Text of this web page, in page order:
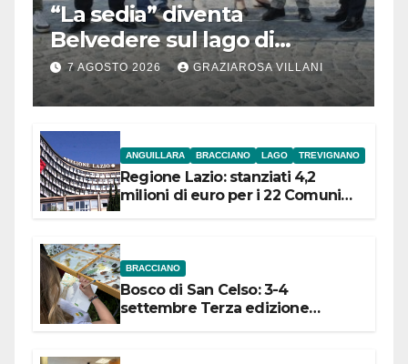
“La sedia” diventa
Belvedere sul lago di
Bracciano: ieri
l’inaugurazione
7 AGOSTO 2026 GRAZIAROSA VILLANI
ANGUILLARA BRACCIANO LAGO TREVIGNANO
Regione Lazio: stanziati 4,2
milioni di euro per i 22 Comuni
BRACCIANO
Bosco di San Celso: 3-4
settembre Terza edizione